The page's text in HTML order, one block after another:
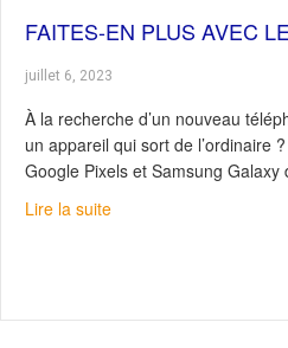
FAITES-EN PLUS AVEC
juillet 6, 2023
À la recherche d’un nouveau
un appareil qui sort de l’ordinaire
Google Pixels et Samsung
Lire la suiteabout Faites-en plus